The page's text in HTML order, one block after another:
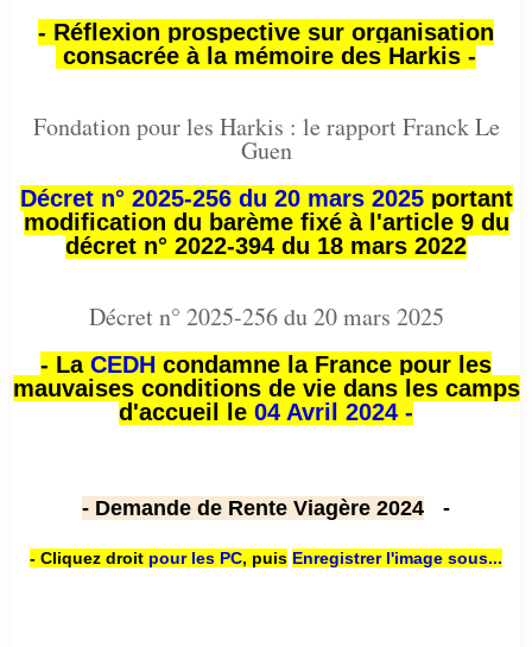
- Réflexion prospective sur organisation
consacrée à la mémoire des Harkis -
Fondation pour les Harkis : le rapport Franck Le
Guen
Décret n° 2025-256 du 20 mars 2025portant
modification du barème fixé à l'article 9 du
décret n° 2022-394 du 18 mars 2022
Décret n° 2025-256 du 20 mars 2025
- La CEDH condamne la France pour les
mauvaises conditions de vie dans les camps
d'accueil le 04 Avril 2024 -
- Demande de Rente Viagère 2024 -
- Cliquez droit pour les PC, puis Enregistrer l'image sous...